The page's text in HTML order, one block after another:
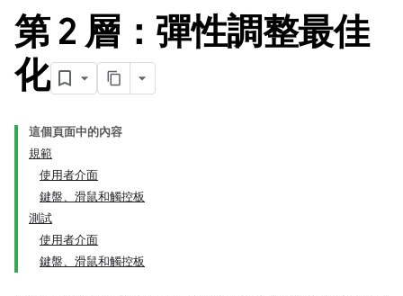
第 2 層：彈性調整最佳
化
這個頁面中的內容
規範
使用者介面
鍵盤、滑鼠和觸控板
測試
使用者介面
鍵盤、滑鼠和觸控板